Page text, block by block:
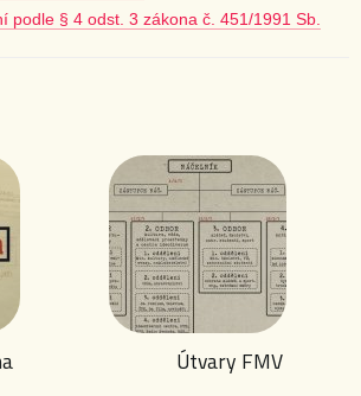
podle § 4 odst. 3 zákona č. 451/1991 Sb.
Útvary FMV